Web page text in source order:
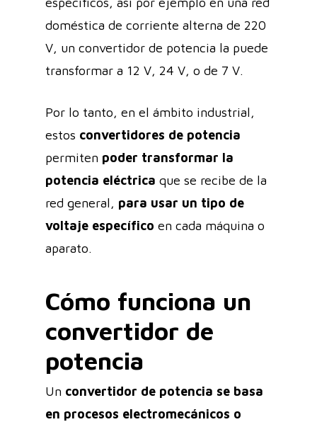
doméstica de corriente alterna de 220
V, un convertidor de potencia la puede
transformar a 12 V, 24 V, o de 7 V.
Por lo tanto, en el ámbito industrial,
estos convertidores de potencia
permiten poder transformar la
potencia eléctrica que se recibe de la
red general, para usar un tipo de
voltaje específico en cada máquina o
aparato.
Cómo funciona un
convertidor de
potencia
Un convertidor de potencia se basa
en procesos electromecánicos o